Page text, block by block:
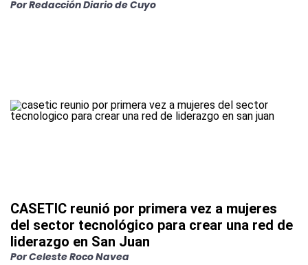
PorRedacción Diario de Cuyo
CASETIC reunió por primera vez a mujeres
del sector tecnológico para crear una red de
liderazgo en San Juan
PorCeleste Roco Navea